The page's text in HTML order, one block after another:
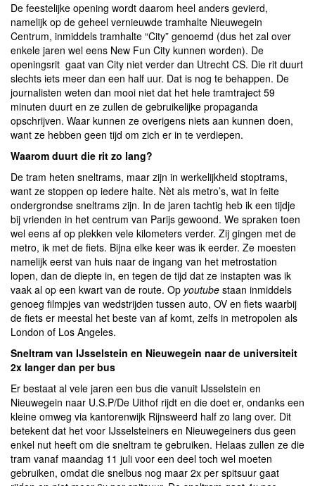
De feestelijke opening wordt daarom heel anders gevierd,
namelijk op de geheel vernieuwde tramhalte Nieuwegein
Centrum, inmiddels tramhalte “City” genoemd (dus het zal over
enkele jaren wel eens New Fun City kunnen worden). De
openingsrit gaat van City niet verder dan Utrecht CS. Die rit duurt
slechts iets meer dan een half uur. Dat is nog te behappen. De
journalisten weten dan mooi niet dat het hele tramtraject 59
minuten duurt en ze zullen de gebruikelijke propaganda
opschrijven. Waar kunnen ze overigens niets aan kunnen doen,
want ze hebben geen tijd om zich er in te verdiepen.
Waarom duurt die rit zo lang?
De tram heten sneltrams, maar zijn in werkelijkheid stoptrams,
want ze stoppen op iedere halte. Nèt als metro’s, wat in feite
ondergrondse sneltrams zijn. In de jaren tachtig heb ik een tijdje
bij vrienden in het centrum van Parijs gewoond. We spraken toen
wel eens af op plekken vele kilometers verder. Zij gingen met de
metro, ik met de fiets. Bijna elke keer was ik eerder. Ze moesten
namelijk eerst van huis naar de ingang van het metrostation
lopen, dan de diepte in, en tegen de tijd dat ze instapten was ik
vaak al op een kwart van de route. Op youtube staan inmiddels
genoeg filmpjes van wedstrijden tussen auto, OV en fiets waarbij
de fiets er meestal het beste van af komt, zelfs in metropolen als
London of Los Angeles.
Sneltram van IJsselstein en Nieuwegein naar de universiteit
2x langer dan per bus
Er bestaat al vele jaren een bus die vanuit IJsselstein en
Nieuwegein naar U.S.P/De Uithof rijdt en die doet er, ondanks een
kleine omweg via kantorenwijk Rijnsweerd half zo lang over. Dit
betekent dat het voor IJsselsteiners en Nieuwegeiners dus geen
enkel nut heeft om die sneltram te gebruiken. Helaas zullen ze die
tram vanaf maandag 11 juli voor een deel toch wel moeten
gebruiken, omdat die snelbus nog maar 2x per spitsuur gaat